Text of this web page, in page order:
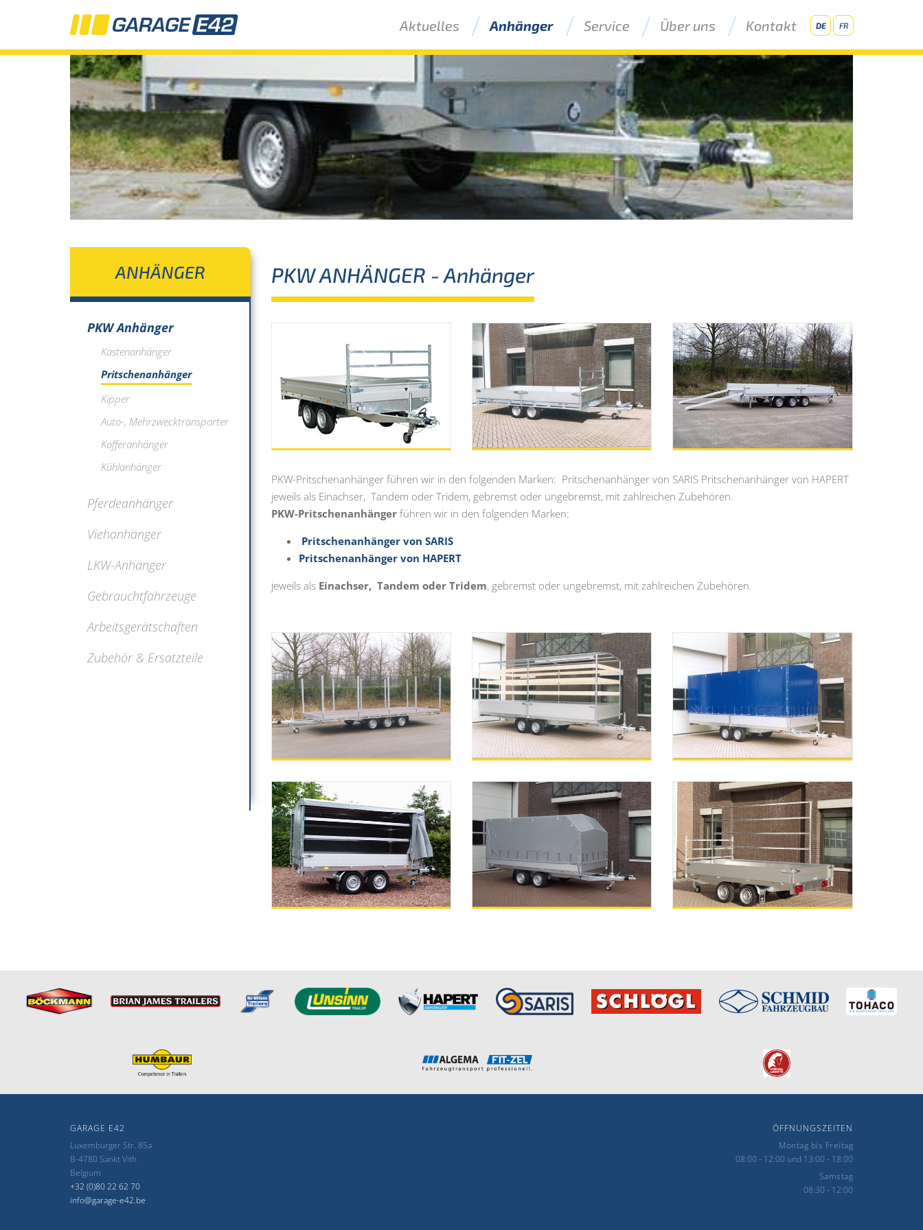
DE FR
Aktuelles Anhänger Service Über uns Kontakt
ANHÄNGER
PKW Anhänger
Kastenanhänger
Pritschenanhänger
Kipper
Auto-, Mehrzwecktransporter
Kofferanhänger
Kühlanhänger
Pferdeanhänger
Viehanhänger
LKW-Anhänger
Gebrauchtfahrzeuge
Arbeitsgerätschaften
Zubehör & Ersatzteile
PKW ANHÄNGER - Anhänger
PKW-Pritschenanhänger führen wir in den folgenden Marken: Pritschenanhänger von SARIS Pritschenanhänger von HAPERT
jeweils als Einachser, Tandem oder Tridem, gebremst oder ungebremst, mit zahlreichen Zubehören.
PKW-Pritschenanhängerführen wir in den folgenden Marken:
Pritschenanhänger von SARIS
Pritschenanhänger von HAPERT
jeweils als Einachser, Tandem oder Tridem, gebremst oder ungebremst, mit zahlreichen Zubehören.
GARAGE E42
Luxemburger Str. 85a
B-4780 Sankt Vith
Belgium
+32 (0)80 22 62 70
info@garage-e42.be
ÖFFNUNGSZEITEN
Montag bis Freitag
08:00 - 12:00 und 13:00 - 18:00
Samstag
08:30 - 12:00